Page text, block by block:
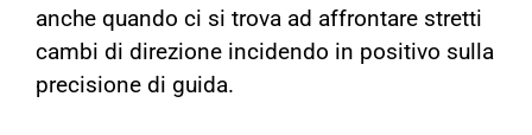
anche quando ci si trova ad affrontare stretti
cambi di direzione incidendo in positivo sulla
precisione di guida.